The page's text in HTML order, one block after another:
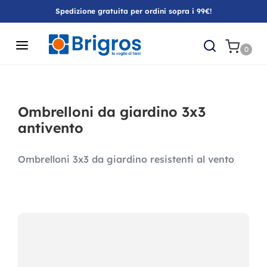
Spedizione gratuita per ordini sopra i 99€!
0
Ombrelloni da giardino 3x3
antivento
Ombrelloni 3x3 da giardino resistenti al vento